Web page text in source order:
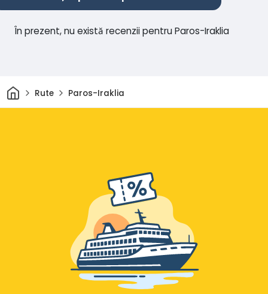
În prezent, nu există recenzii pentru Paros-Iraklia
AcasăRute Paros-Iraklia